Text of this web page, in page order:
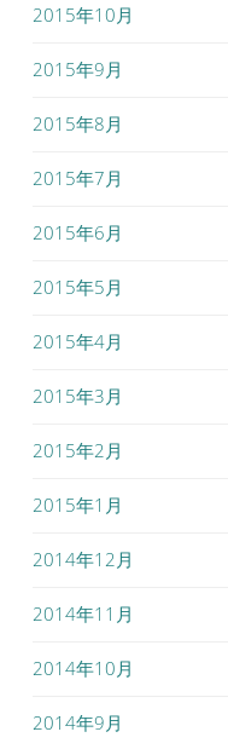
2015年10月
2015年9月
2015年8月
2015年7月
2015年6月
2015年5月
2015年4月
2015年3月
2015年2月
2015年1月
2014年12月
2014年11月
2014年10月
2014年9月